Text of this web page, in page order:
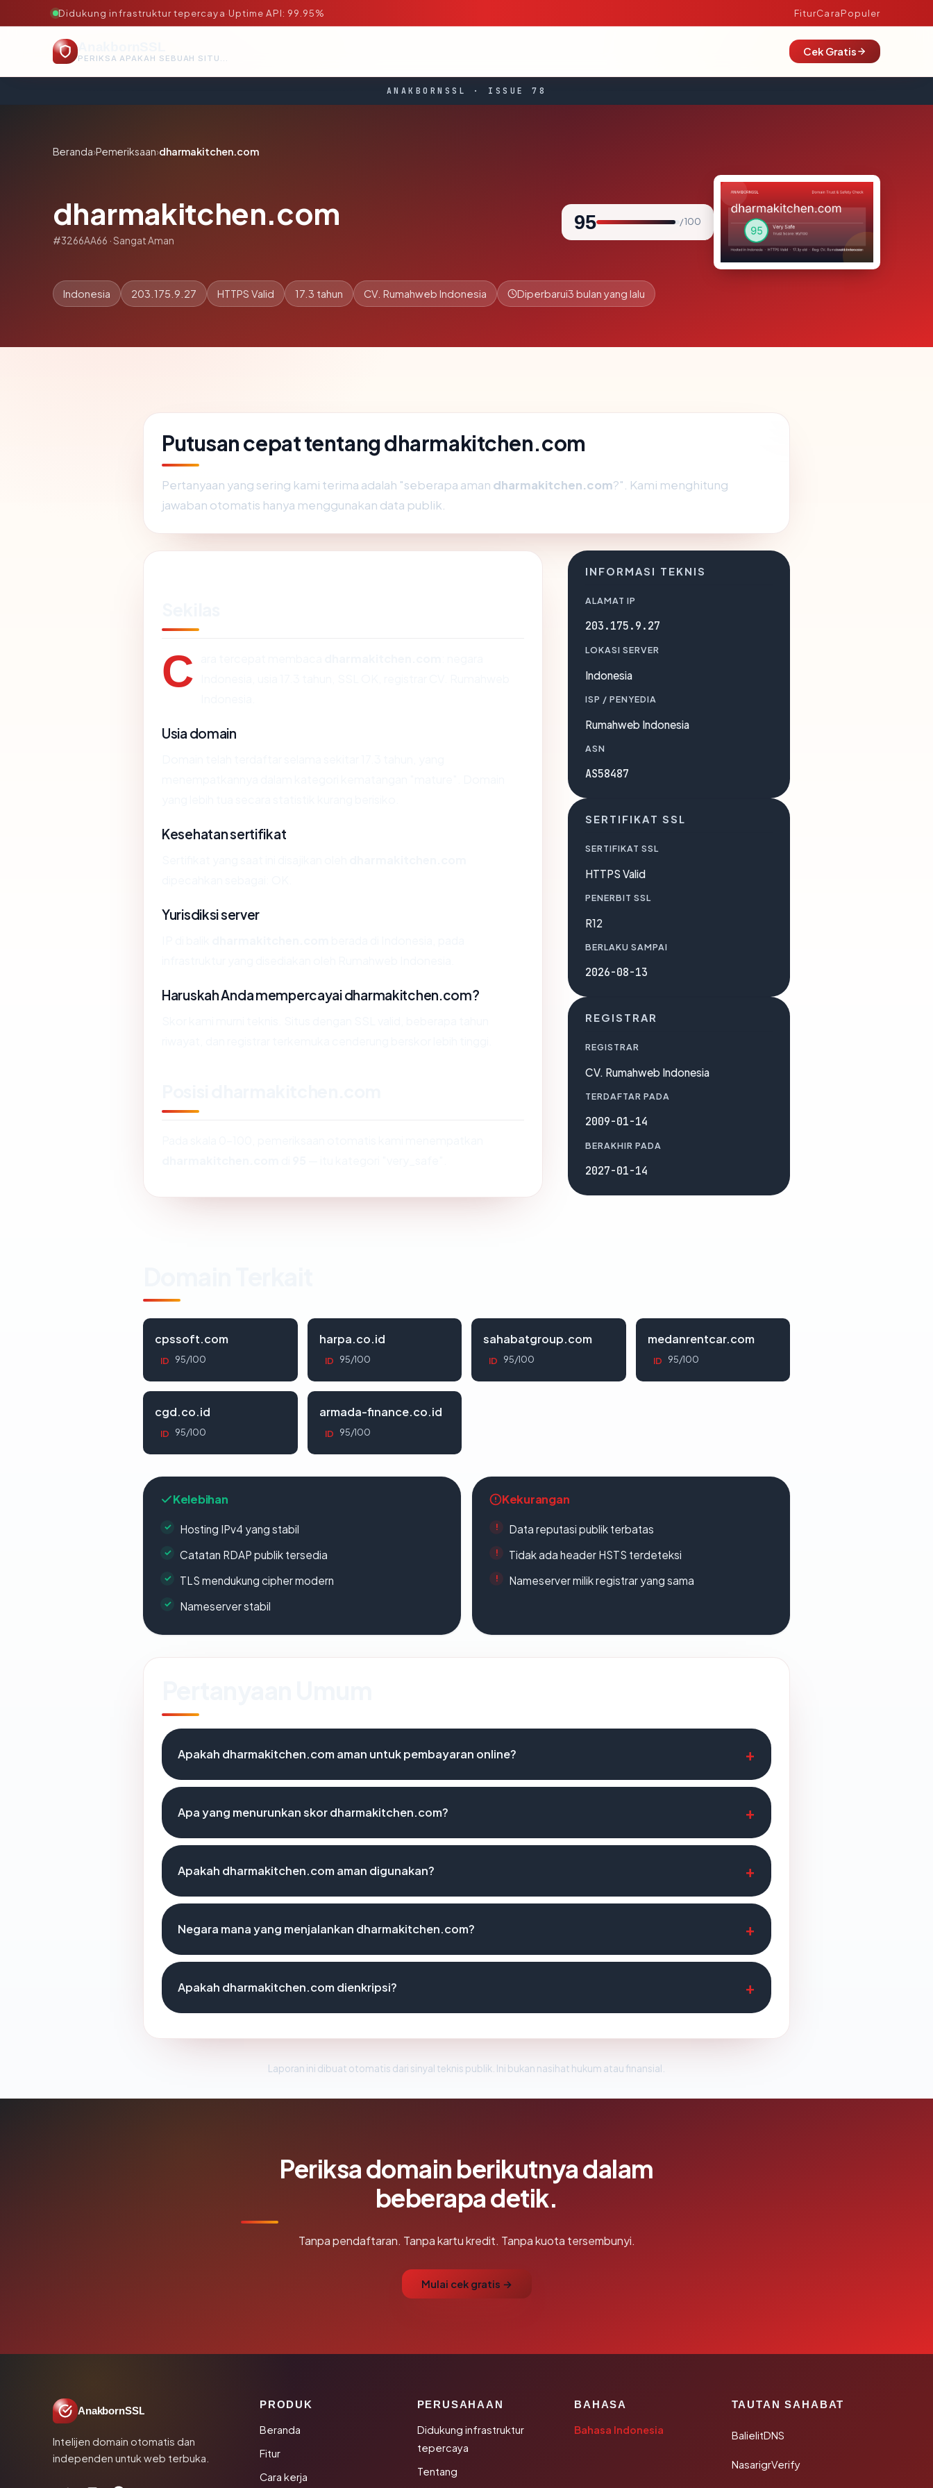
Didukung infrastruktur tepercaya·Uptime API: 99.95% FiturCaraPopuler
PERIKSA APAKAH SEBUAH SITUS AMAN, TEPERCAYA, DAN TERVERIFIKASI DALAM HITUNGAN DETIK.
Cek Gratis
ANAKBORNSSL · ISSUE 78
Beranda›Pemeriksaan›dharmakitchen.com
dharmakitchen.com
#3266AA66 · Sangat Aman
95 / 100
Indonesia 203.175.9.27 HTTPS Valid 17.3 tahun CV. Rumahweb Indonesia Diperbarui3 bulan yang lalu
Putusan cepat tentang dharmakitchen.com
Pertanyaan yang sering kami terima adalah "seberapa aman dharmakitchen.com?". Kami menghitung
jawaban otomatis hanya menggunakan data publik.
C
Usia domain
Kesehatan sertifikat
Yurisdiksi server
Haruskah Anda mempercayai dharmakitchen.com?
INFORMASI TEKNIS
ALAMAT IP
203.175.9.27
LOKASI SERVER
Indonesia
ISP / PENYEDIA
Rumahweb Indonesia
ASN
AS58487
SERTIFIKAT SSL
SERTIFIKAT SSL
HTTPS Valid
PENERBIT SSL
R12
BERLAKU SAMPAI
2026-08-13
REGISTRAR
REGISTRAR
CV. Rumahweb Indonesia
TERDAFTAR PADA
2009-01-14
BERAKHIR PADA
2027-01-14
cpssoft.com
ID 95/100
harpa.co.id
ID 95/100
sahabatgroup.com
ID 95/100
medanrentcar.com
ID 95/100
cgd.co.id
ID 95/100
armada-finance.co.id
ID 95/100
Kelebihan
Hosting IPv4 yang stabil
Catatan RDAP publik tersedia
TLS mendukung cipher modern
Nameserver stabil
Kekurangan
Data reputasi publik terbatas
Tidak ada header HSTS terdeteksi
Nameserver milik registrar yang sama
Apakah dharmakitchen.com aman untuk pembayaran online?
Apa yang menurunkan skor dharmakitchen.com?
Apakah dharmakitchen.com aman digunakan?
Negara mana yang menjalankan dharmakitchen.com?
Apakah dharmakitchen.com dienkripsi?
Laporan ini dibuat otomatis dari sinyal teknis publik. Ini bukan nasihat hukum atau finansial.
Periksa domain berikutnya dalam
beberapa detik.
Tanpa pendaftaran. Tanpa kartu kredit. Tanpa kuota tersembunyi.
Mulai cek gratis →
AnakbornSSL
Intelijen domain otomatis dan
independen untuk web terbuka.
PRODUK
Beranda
Fitur
Cara kerja
PERUSAHAAN
Didukung infrastruktur
tepercaya
Tentang
BAHASA
Bahasa Indonesia
TAUTAN SAHABAT
BalielitDNS
NasarigrVerify